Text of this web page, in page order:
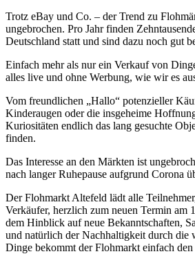
Trotz eBay und Co. – der Trend zu
ungebrochen. Pro Jahr finden
Deutschland statt und sind dazu noch gut
Einfach mehr als nur ein Verkauf von
alles live und ohne Werbung, wie wir es
Vom freundlichen „Hallo“ potenzieller
Kinderaugen oder die insgeheime
Kuriositäten endlich das lang gesuchte
finden.
Das Interesse an den Märkten ist
nach langer Ruhepause aufgrund Corona
Der Flohmarkt Altefeld lädt alle
Verkäufer, herzlich zum neuen Termin
dem Hinblick auf neue Bekanntschaften,
und natürlich der Nachhaltigkeit durch die
Dinge bekommt der Flohmarkt einfach